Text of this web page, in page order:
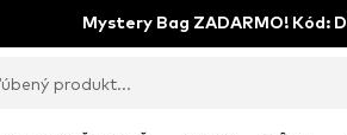
Mystery Bag ZADARMO! Kód: